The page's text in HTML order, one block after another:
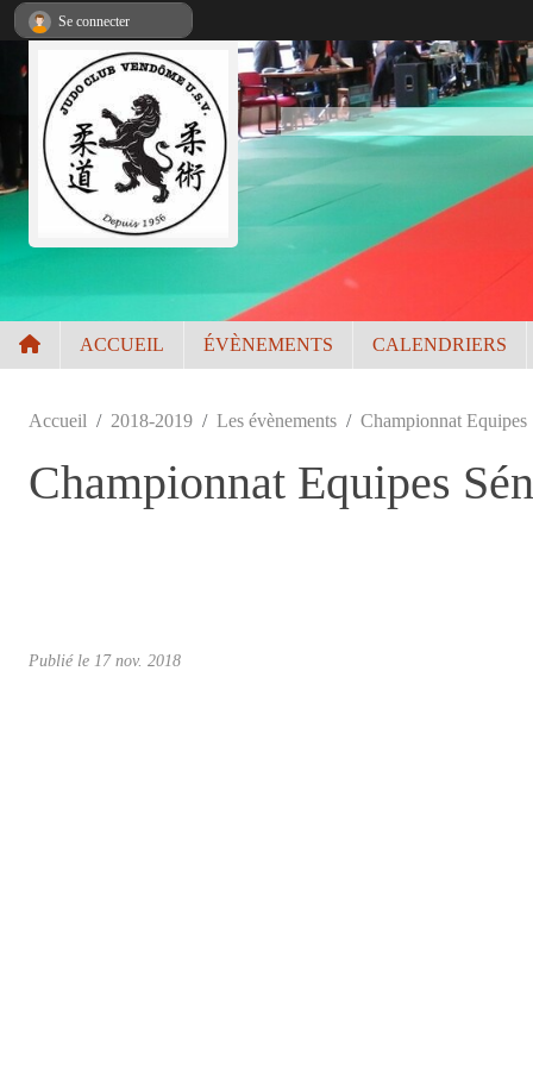
ACCUEIL ÉVÈNEMENTS CALENDRIERS
Accueil 2018-2019 Les évènements Championnat
Championnat Equipes
Publié le 17 nov. 2018
Se connecter
Panneau de gestion des cookies